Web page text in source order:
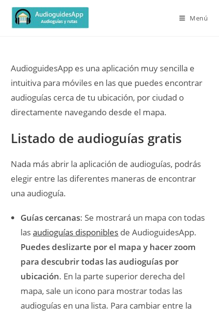
Menú
AudioguidesApp es una aplicación muy sencilla e
intuitiva para móviles en las que puedes encontrar
audioguías cerca de tu ubicación, por ciudad o
directamente navegando desde el mapa.
Listado de audioguías gratis
Nada más abrir la aplicación de audioguías, podrás
elegir entre las diferentes maneras de encontrar
una audioguía.
Guías cercanas: Se mostrará un mapa con todas
lasaudioguías disponibles de AudioguidesApp.
Puedes deslizarte por el mapa y hacer zoom
para descubrir todas las audioguías por
ubicación. En la parte superior derecha del
mapa, sale un icono para mostrar todas las
audioguías en una lista. Para cambiar entre la